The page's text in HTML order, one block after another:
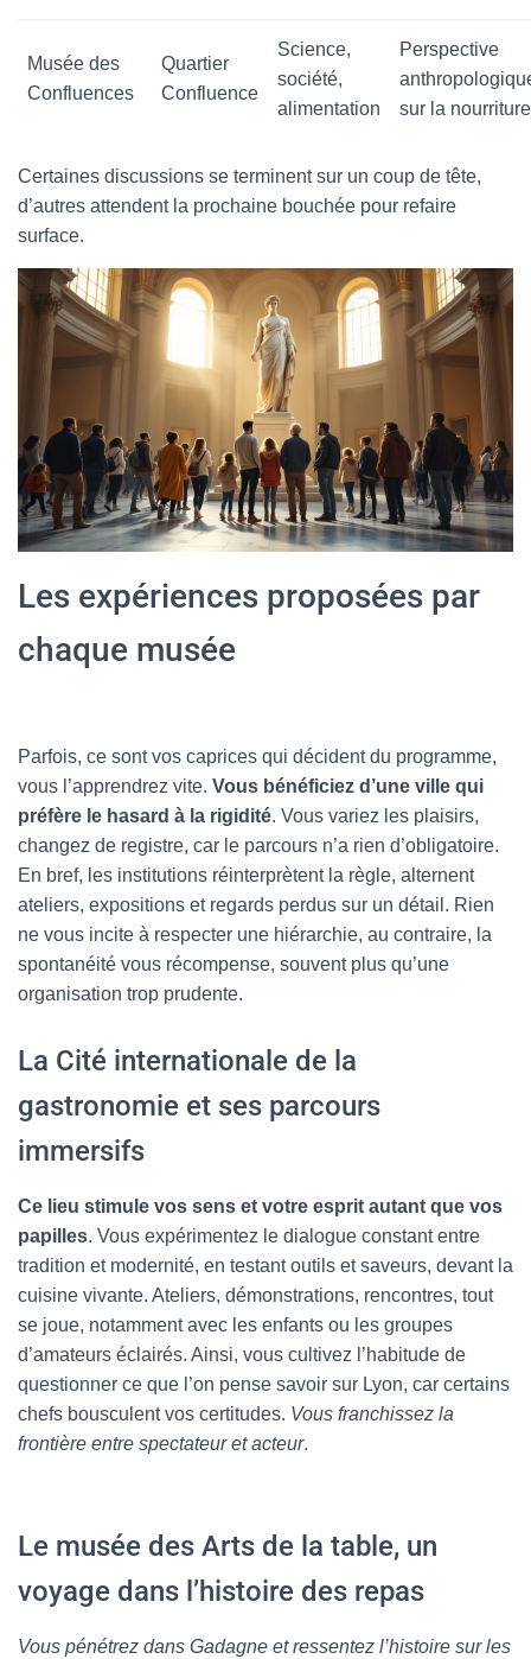
Musée des
Confluences
Quartier
Confluence
Science,
société,
alimentation
Perspective
sur la nourriture
Certaines discussions se terminent sur un coup de tête,
d’autres attendent la prochaine bouchée pour refaire
surface.
Les expériences proposées par
chaque musée
Parfois, ce sont vos caprices qui décident du programme,
vous l’apprendrez vite. Vous bénéficiez d’une ville qui
préfère le hasard à la rigidité. Vous variez les plaisirs,
changez de registre, car le parcours n’a rien d’obligatoire.
En bref, les institutions réinterprètent la règle, alternent
ateliers, expositions et regards perdus sur un détail. Rien
ne vous incite à respecter une hiérarchie, au contraire, la
spontanéité vous récompense, souvent plus qu’une
organisation trop prudente.
La Cité internationale de la
gastronomie et ses parcours
immersifs
Ce lieu stimule vos sens et votre esprit autant que vos
papilles. Vous expérimentez le dialogue constant entre
tradition et modernité, en testant outils et saveurs, devant la
cuisine vivante. Ateliers, démonstrations, rencontres, tout
se joue, notamment avec les enfants ou les groupes
d’amateurs éclairés. Ainsi, vous cultivez l’habitude de
questionner ce que l’on pense savoir sur Lyon, car certains
chefs bousculent vos certitudes. Vous franchissez la
frontière entre spectateur et acteur.
Le musée des Arts de la table, un
voyage dans l’histoire des repas
Vous pénétrez dans Gadagne et ressentez l’histoire sur les